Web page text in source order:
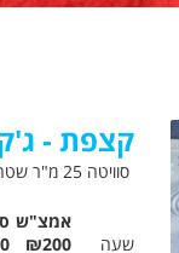
קצפת -
סוויטה 25 מ"ר שטח בנוי
אמצ"ש
שעה
₪200